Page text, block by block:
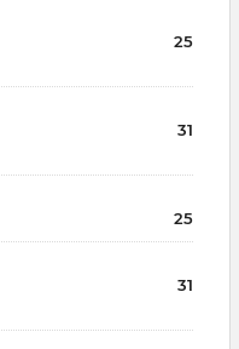
25
31
25
31